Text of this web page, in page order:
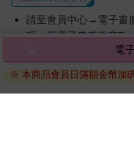
請至會員中心→電子書
碼』至電子書服務商
因版權保護，您在金石
的閱讀軟體開啟閱讀，
電
※ 本商品會員日滿額金幣加